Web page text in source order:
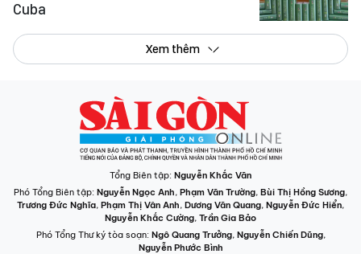
Cuba
Xem thêm
Tổng Biên tập: Nguyễn Khắc Văn
Phó Tổng Biên tập: Nguyễn Ngọc Anh, Phạm Văn Trường, Bùi Thị Hồng Sương,
Trương Đức Nghĩa, Phạm Thị Vân Anh, Dương Văn Quang, Nguyễn Đức Hiển,
Nguyễn Khắc Cường, Trần Gia Bảo
Phó Tổng Thư ký tòa soạn: Ngô Quang Trưởng, Nguyễn Chiến Dũng,
Nguyễn Phước Bình